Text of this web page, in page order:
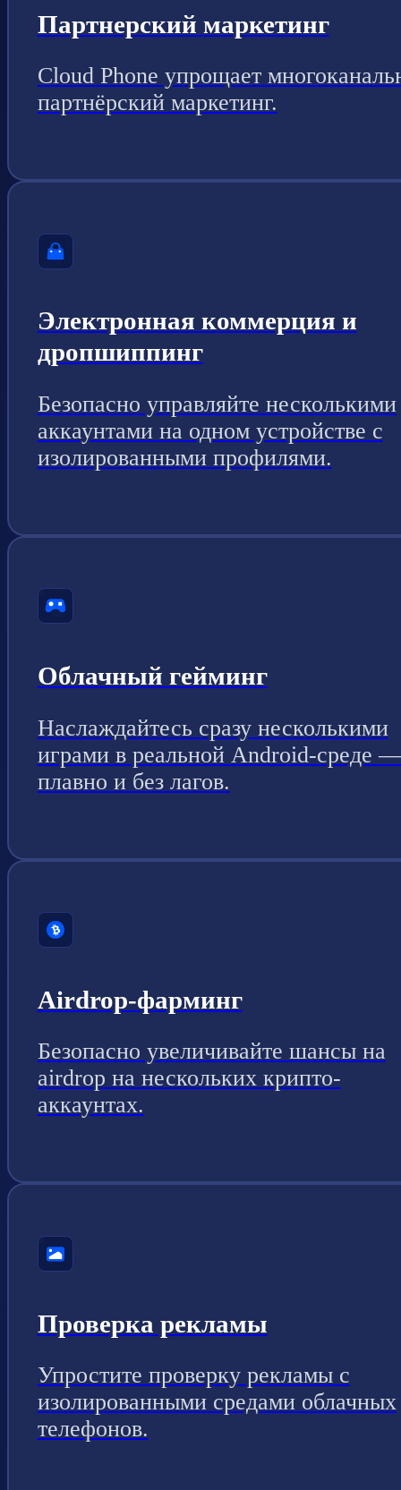
Партнерский маркетинг
Cloud Phone упрощает
партнёрский маркетинг.
Электронная коммерция и
дропшиппинг
Безопасно управляйте несколькими
аккаунтами на одном устройстве с
изолированными профилями.
Облачный гейминг
Наслаждайтесь сразу несколькими
играми в реальной Android-среде —
плавно и без лагов.
Airdrop-фарминг
Безопасно увеличивайте шансы на
airdrop на нескольких крипто-
аккаунтах.
Проверка рекламы
Упростите проверку рекламы с
изолированными средами облачных
телефонов.